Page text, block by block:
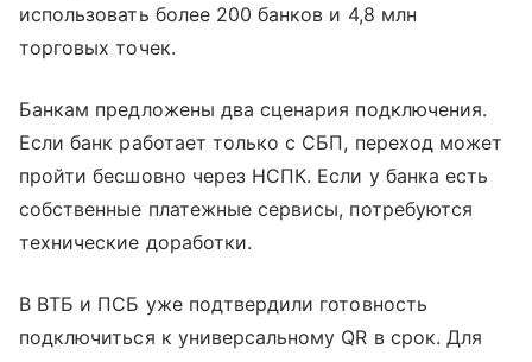
использовать более 200 банков и 4,8 млн
торговых точек.
Банкам предложены два сценария подключения.
Если банк работает только с СБП, переход может
пройти бесшовно через НСПК. Если у банка есть
собственные платежные сервисы, потребуются
технические доработки.
В ВТБ и ПСБ уже подтвердили готовность
подключиться к универсальному QR в срок. Для